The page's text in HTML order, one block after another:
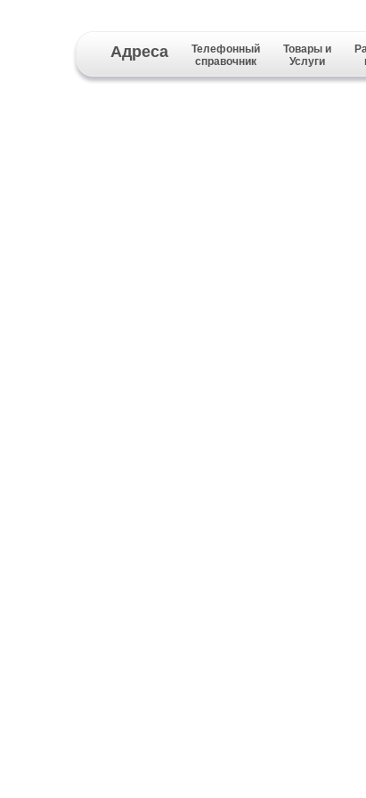
Адреса
Телефонный
справочник
Товары и
Услуги